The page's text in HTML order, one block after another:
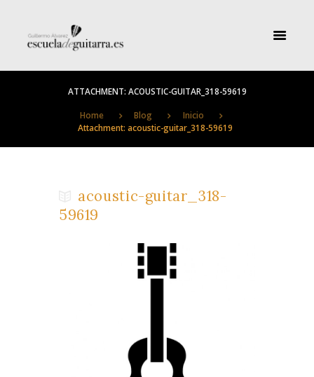
ATTACHMENT: ACOUSTIC-GUITAR_318-59619
Home Blog
Inicio
Attachment: acoustic-guitar_318-59619
acoustic-guitar_318-
59619